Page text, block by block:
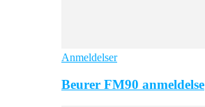
Anmeldelser
Beurer FM90 anmeldelse